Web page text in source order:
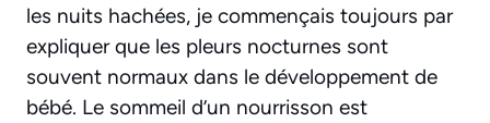
les nuits hachées, je commençais toujours par
expliquer que les pleurs nocturnes sont
souvent normaux dans le développement de
bébé. Le sommeil d’un nourrisson est